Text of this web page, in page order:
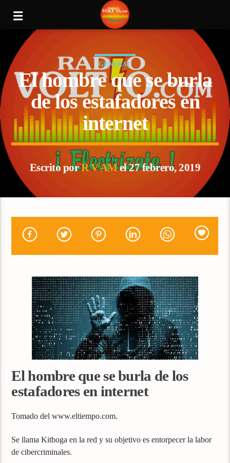
GENERAL
El hombre que se burla
de los estafadores en
internet
Escrito porR V AMel 27 febrero, 2019
El hombre que se burla de los
estafadores en internet
Tomado del www.eltiempo.com.
Se llama Kitboga en la red y su objetivo es entorpecer la labor
de cibercriminales.